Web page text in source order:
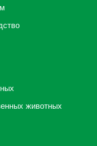
животных